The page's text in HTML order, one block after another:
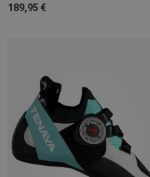
189,95 €